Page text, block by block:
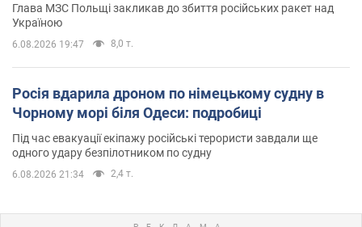
Глава МЗС Польщі закликав до збиття російських ракет над
Україною
6.08.2026 19:47 8,0 т.
Росія вдарила дроном по німецькому судну в
Чорному морі біля Одеси: подробиці
Під час евакуації екіпажу російські терористи завдали ще
одного удару безпілотником по судну
6.08.2026 21:34 2,4 т.